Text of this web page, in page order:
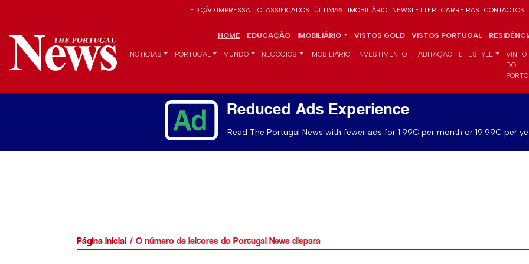
EDIÇÃO IMPRESSA CLASSIFICADOS ÚLTIMAS IMOBILIÁRIO NEWSLETTER CARREIRAS CONTACTOS
HOME EDUCAÇÃO IMOBILIÁRIO VISTOS GOLD VISTOS PORTUGAL
NOTÍCIAS PORTUGAL MUNDO NEGÓCIOS IMOBILIÁRIO INVESTIMENTO HABITAÇÃO LIFESTYLE
VINHO
DO
PORTO
Reduced Ads Experience
Read The Portugal News with fewer ads for 1.99€ per month or 19.99€ per
Página inicial O número de leitores do Portugal News dispara